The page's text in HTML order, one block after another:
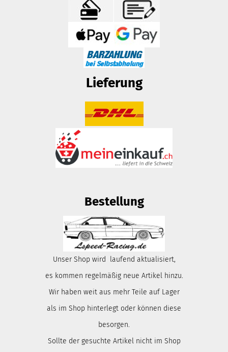
Lieferung
Bestellung
Unser Shop wird laufend aktualisiert,
es kommen regelmäßig neue Artikel hinzu.
Wir haben weit aus mehr Teile auf Lager
als im Shop hinterlegt oder können diese
besorgen.
Sollte der gesuchte Artikel nicht im Shop